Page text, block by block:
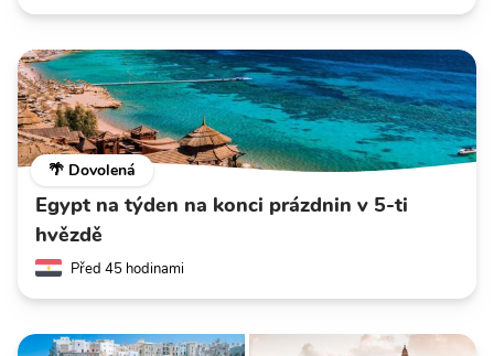
🌴 Dovolená
Egypt na týden na konci prázdnin v 5-ti
hvězdě
Před 45 hodinami